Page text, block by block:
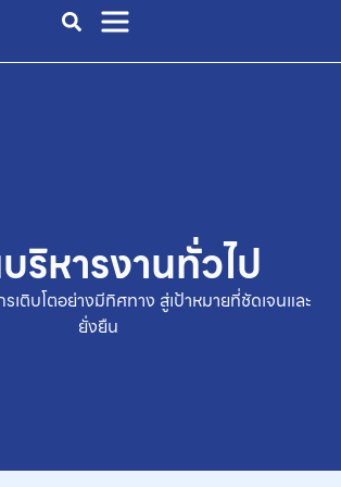
ริหารงานทั่วไป
เติบโตอย่างมีทิศทาง สู่เป้าหมายที่ชัดเจนและ
ยั่งยืน